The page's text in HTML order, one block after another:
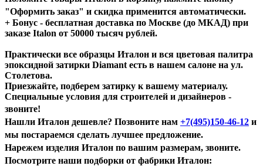
"Оформить заказ" и скидка применится автоматически.
+ Бонус - бесплатная доставка по Москве (до МКАД) при
заказе Italon от 50000 тысяч рублей.
Практически все образцы Италон и вся цветовая палитра
эпоксидной затирки Diamant есть в нашем салоне на ул.
Столетова.
Приезжайте, подберем затирку к вашему материалу.
Специальные условия для строителей и дизайнеров -
звоните!
Нашли Италон дешевле? Позвоните нам +7(495)150-46-12 и
мы постараемся сделать лучшее предложение.
Нарежем изделия Италон по вашим размерам, звоните.
Посмотрите наши подборки от фабрики Италон: